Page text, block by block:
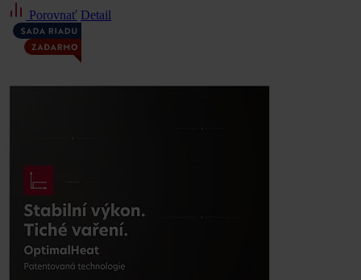
Porovnať Detail